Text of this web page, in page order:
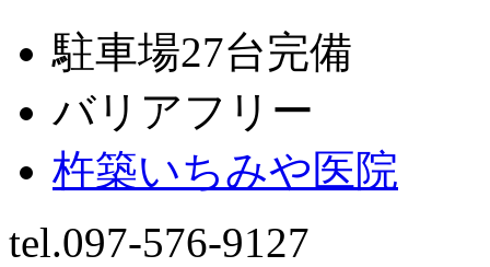
駐車場27台完備
バリアフリー
杵築いちみや医院
tel.097-576-9127